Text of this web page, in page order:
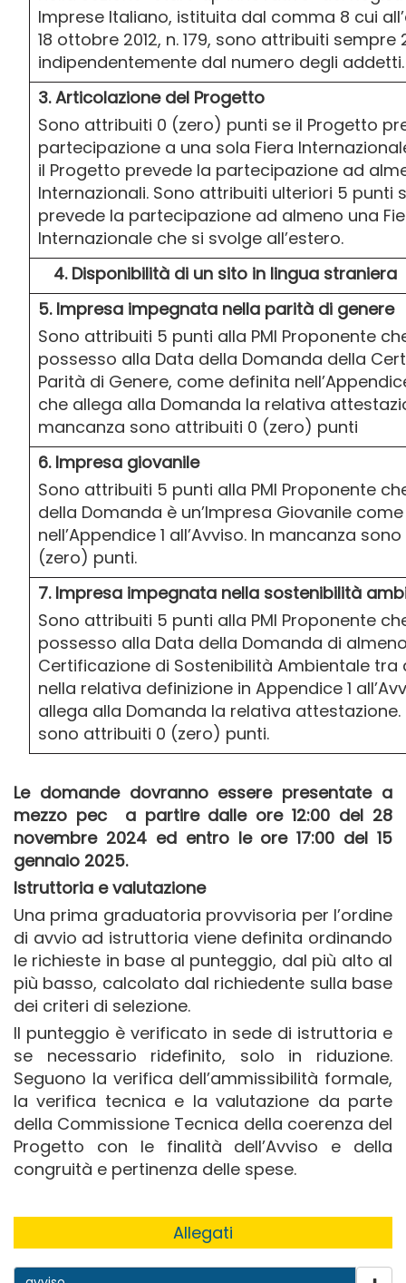
Imprese Italiano, istituita dal comma 8 cui
18 ottobre 2012, n. 179, sono attribuiti sempre
indipendentemente dal numero degli addetti.
3. Articolazione del Progetto
Sono attribuiti 0 (zero) punti se il Progetto
partecipazione a una sola Fiera
il Progetto prevede la partecipazione ad
Internazionali. Sono attribuiti ulteriori 5 punti
prevede la partecipazione ad almeno una
Internazionale che si svolge all’estero.
4. Disponibilità di un sito in lingua straniera
5. Impresa impegnata nella parità di genere
Sono attribuiti 5 punti alla PMI Proponente
possesso alla Data della Domanda della
Parità di Genere, come definita
che allega alla Domanda la relativa
mancanza sono attribuiti 0 (zero) punti
6. Impresa giovanile
Sono attribuiti 5 punti alla PMI Proponente
della Domanda è un’Impresa Giovanile
nell’Appendice 1 all’Avviso. In mancanza
(zero) punti.
7. Impresa impegnata nella sostenibilità
Sono attribuiti 5 punti alla PMI Proponente
possesso alla Data della Domanda di
Certificazione di Sostenibilità Ambientale tra
nella relativa definizione in Appendice 1
allega alla Domanda la relativa
sono attribuiti 0 (zero) punti.
Le domande dovranno essere presentate a
mezzo pec a partire dalle ore 12:00 del 28
novembre 2024 ed entro le ore 17:00 del 15
gennaio 2025.
Istruttoria e valutazione
Una prima graduatoria provvisoria per l’ordine
di avvio ad istruttoria viene definita ordinando
le richieste in base al punteggio, dal più alto al
più basso, calcolato dal richiedente sulla base
dei criteri di selezione.
Il punteggio è verificato in sede di istruttoria e
se necessario ridefinito, solo in riduzione.
Seguono la verifica dell’ammissibilità formale,
la verifica tecnica e la valutazione da parte
della Commissione Tecnica della coerenza del
Progetto con le finalità dell’Avviso e della
congruità e pertinenza delle spese.
Allegati